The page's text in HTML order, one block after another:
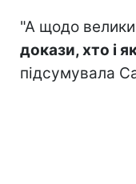
"А щодо
докази, хто і
підсумувала